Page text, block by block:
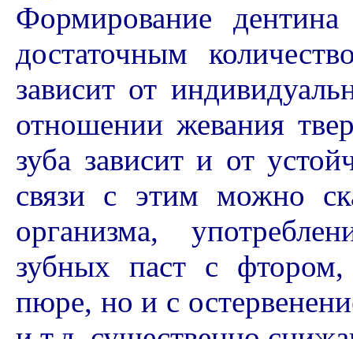
Формирование
достаточным
зависит от
отношении жевания
зуба зависит и от
связи с этим можно
организма,
зубных паст с
пюре, но и с